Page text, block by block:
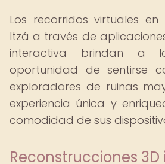
Los recorridos virtuales en
Itzá a través de
interactiva brindan a
oportunidad de sentirse
exploradores de ruinas
experiencia única y
comodidad de sus
Reconstrucciones